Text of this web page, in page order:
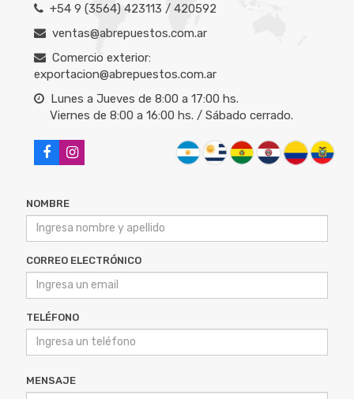
+54 9 (3564) 423113 / 420592
ventas@abrepuestos.com.ar
Comercio exterior:
exportacion@abrepuestos.com.ar
Lunes a Jueves de 8:00 a 17:00 hs.
Viernes de 8:00 a 16:00 hs. / Sábado cerrado.
NOMBRE
CORREO ELECTRÓNICO
TELÉFONO
MENSAJE